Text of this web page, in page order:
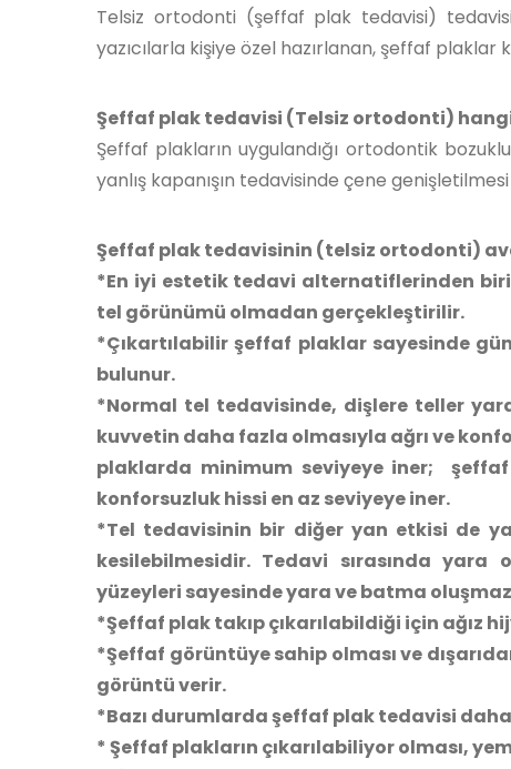
Telsiz ortodonti (şeffaf plak tedavisi)
yazıcılarla kişiye özel hazırlanan, şeffaf
Şeffaf plak tedavisi (Telsiz ortodonti)
Şeffaf plakların uygulandığı ortodontik
yanlış kapanışın tedavisinde çene
Şeffaf plak tedavisinin (telsiz ortodonti)
*En iyi estetik tedavi alternatiflerinden
tel görünümü olmadan gerçekleştirilir.
*Çıkartılabilir şeffaf plaklar sayesinde
bulunur.
*Normal tel tedavisinde, dişlere teller
kuvvetin daha fazla olmasıyla ağrı ve
plaklarda minimum seviyeye iner;
konforsuzluk hissi en az seviyeye iner.
*Tel tedavisinin bir diğer yan etkisi de
kesilebilmesidir. Tedavi sırasında
yüzeyleri sayesinde yara ve batma
*Şeffaf plak takıp çıkarılabildiği için ağız
*Şeffaf görüntüye sahip olması ve
görüntü verir.
*Bazı durumlarda şeffaf plak tedavisi daha
* Şeffaf plakların çıkarılabiliyor olması,